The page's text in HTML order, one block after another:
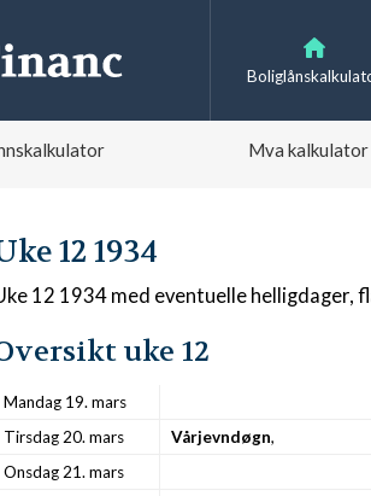
Mva kalkulator
12 1934
12 1934 med eventuelle helligdager,
uke 12
Mandag 19. mars
Tirsdag 20. mars
Vårjevndøgn,
Onsdag 21. mars